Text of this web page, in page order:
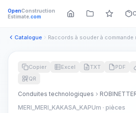
OpenConstruction
Estimate.com
Catalogue
Copier Excel TXT PDF
QR
Conduites technologiques
MERI_MERI_KAKASA_KAPUm · pièces